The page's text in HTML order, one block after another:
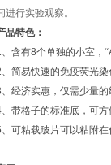
进行实验观察。
品特色：
、含有8个单独的小室，“
、简易快速的免疫荧光
、经济实惠，仅需少量的
、带格子的标准底，可
、可粘载玻片可以粘附在